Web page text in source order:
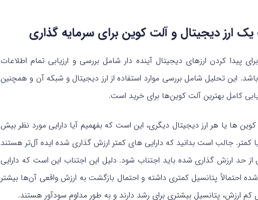
ارز دیجیتال و آلت کوین برای سرمایه گذاری
پیدا کردن ارزهای دیجیتال آینده دار شامل بررسی و ارزیابی تمام اطلاعات
این تحلیل شامل بررسی موارد استفاده از ارز دیجیتال و شبکه آن و همچنین
کامل بهترین آلت کوین‌ها برای خرید است.
ها یا هر ارز دیجیتال دیگری، این است که بفهمیم آیا دارایی مورد نظر بیش
جالب است بدانید که دارایی های کمتر ارزش گذاری شده ایده آل‌تر هستند
از حد ارزش گذاری شده باید اجتناب شود. دلیل این اجتناب این است که دارایی
احتمالاً پتانسیل کمتری داشته و احتمال بازگشت به ارزش واقعی آن‌ها بیشتر
ارزش، پتانسیل بیشتری برای رشد دارند و به طور مداوم سودآور هستند.